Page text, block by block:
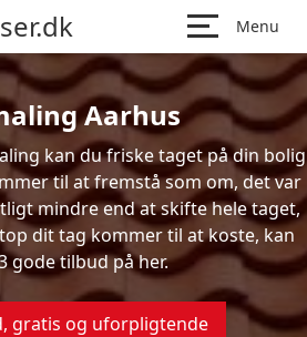
Menu
Aarhus
kan du friske taget på din bolig
til at fremstå som om, det var
mindre end at skifte hele taget,
dit tag kommer til at koste, kan
gode tilbud på her.
gratis og uforpligtende